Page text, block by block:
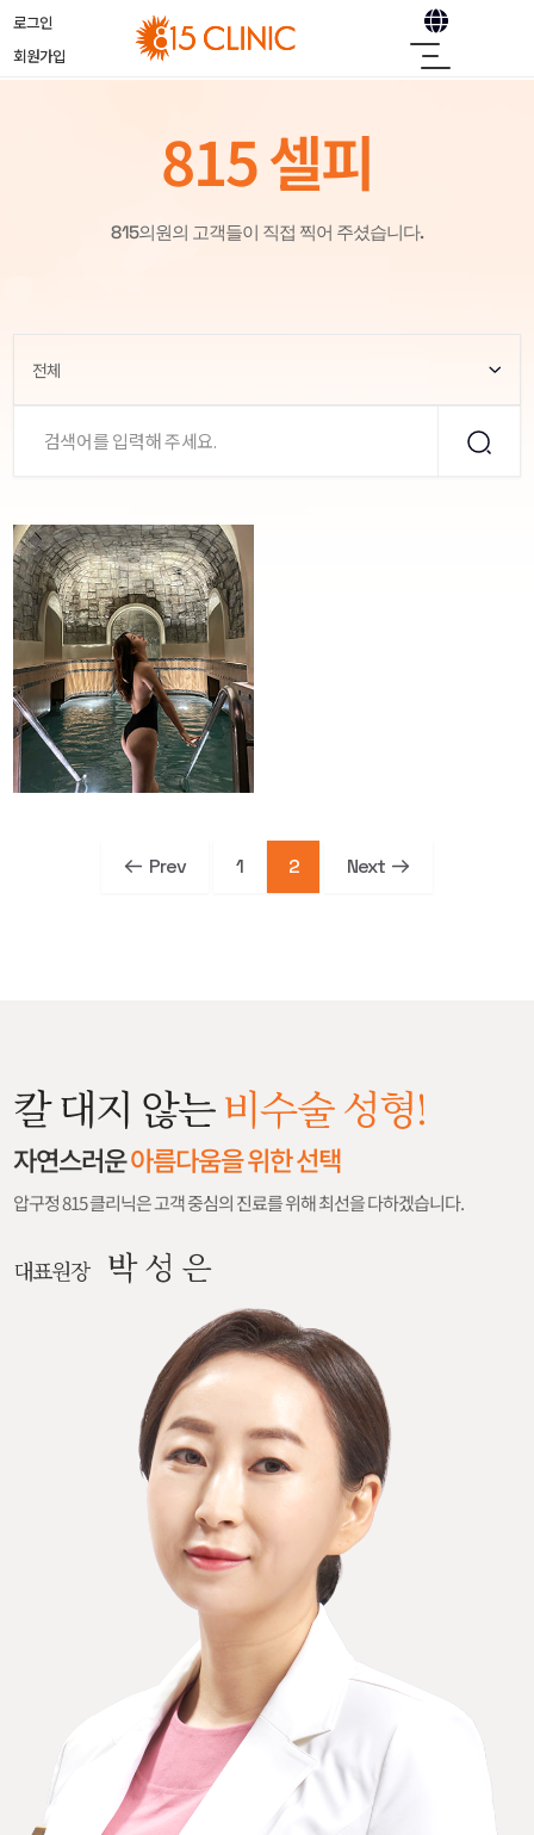
로그인
회원가입
815 셀피
815의원의 고객들이 직접 찍어 주셨습니다.
전체
Prev 1 2 Next
칼 대지 않는비수술 성형!
자연스러운아름다움을 위한 선택
압구정 815 클리닉은 고객 중심의 진료를 위해 최선을 다하겠습니다.
대표원장 박 성 은